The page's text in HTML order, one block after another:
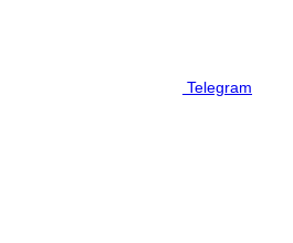
Telegram